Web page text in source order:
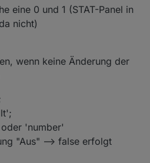
existsObject('enum.rooms.' +
= getObject('enum.rooms.' +
&&
=
? In ioBroker / Javascript sollte
Werten arbeiten.
eine 0 und 1 (STAT-Panel in
nicht)
wenn keine Änderung der
'number'
"Aus" --> false erfolgt